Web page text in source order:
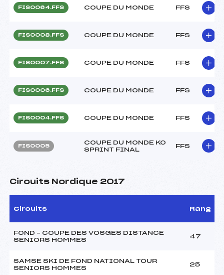
FIS0064.FFS COUPE DU MONDE FFS
FIS0008.FFS COUPE DU MONDE FFS
FIS0007.FFS COUPE DU MONDE FFS
FIS0006.FFS COUPE DU MONDE FFS
FIS0004.FFS COUPE DU MONDE FFS
FIS0005
COUPE DU MONDE KO
SPRINT FINAL
FFS
Circuits Nordique 2017
Circuits Rang
FOND – COUPE DES VOSGES DISTANCE
SENIORS HOMMES
47
SAMSE SKI DE FOND NATIONAL TOUR
SENIORS HOMMES
25